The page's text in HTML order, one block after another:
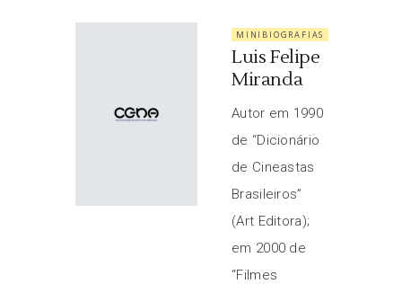
MINIBIOGRAFIAS
Luis Felipe
Miranda
Autor em 1990
de “Dicionário
de Cineastas
Brasileiros”
(Art Editora);
em 2000 de
“Filmes